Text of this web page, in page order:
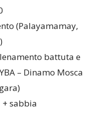
(Palayamamay,
battuta e
– Dinamo Mosca
+ sabbia